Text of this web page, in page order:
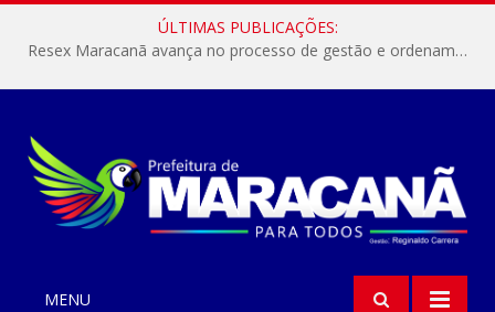
ÚLTIMAS PUBLICAÇÕES:
Resex Maracanã avança no processo de gestão e ordenamento do turismo em nossas áreas protegidas.
MENU